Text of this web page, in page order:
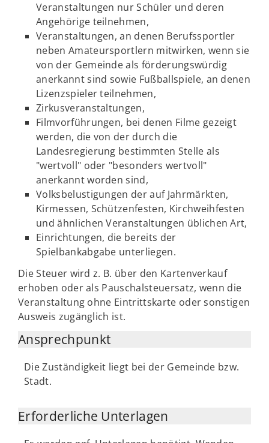
Veranstaltungen nur Schüler und deren
Angehörige teilnehmen,
Veranstaltungen, an denen Berufssportler
neben Amateursportlern mitwirken, wenn sie
von der Gemeinde als förderungswürdig
anerkannt sind sowie Fußballspiele, an denen
Lizenzspieler teilnehmen,
Zirkusveranstaltungen,
Filmvorführungen, bei denen Filme gezeigt
werden, die von der durch die
Landesregierung bestimmten Stelle als
"wertvoll" oder "besonders wertvoll"
anerkannt worden sind,
Volksbelustigungen der auf Jahrmärkten,
Kirmessen, Schützenfesten, Kirchweihfesten
und ähnlichen Veranstaltungen üblichen Art,
Einrichtungen, die bereits der
Spielbankabgabe unterliegen.
Die Steuer wird z. B. über den Kartenverkauf
erhoben oder als Pauschalsteuersatz, wenn die
Veranstaltung ohne Eintrittskarte oder sonstigen
Ausweis zugänglich ist.
Ansprechpunkt
Die Zuständigkeit liegt bei der Gemeinde bzw.
Stadt.
Erforderliche Unterlagen